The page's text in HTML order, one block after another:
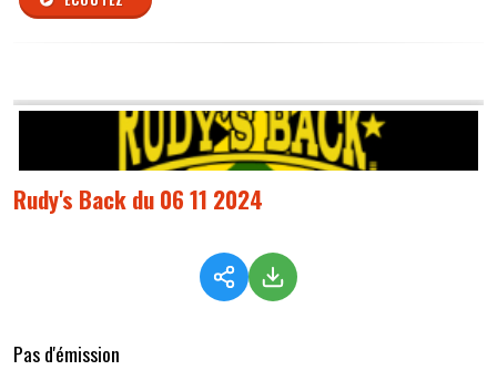
Rudy's Back du 06 11 2024
Pas d'émission